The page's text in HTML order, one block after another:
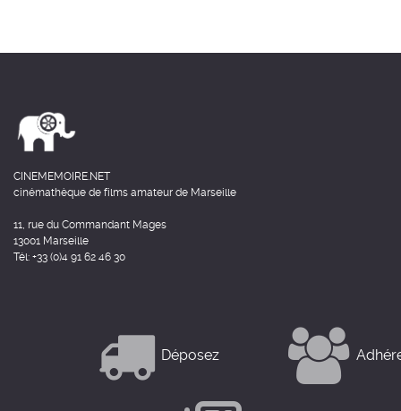
CINEMEMOIRE.NET
cinémathèque de films amateur de Marseille
11, rue du Commandant Mages
13001 Marseille
Tél: +33 (0)4 91 62 46 30
Déposez